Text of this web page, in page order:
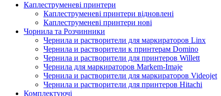
Каплеструменеві принтери
Каплеструменеві принтери відновлені
Каплеструменеві принтери нові
Чорнила та Розчинники
Чернила и растворители для маркираторов Linx
Чернила и растворители к принтерам Domino
Чернила и растворители для принтеров Willett
Чернила для маркираторов Markem-Imaje
Чернила и растворители для маркираторов Videojet
Чернила и растворители для принтеров Hitachi
Комплектуючі